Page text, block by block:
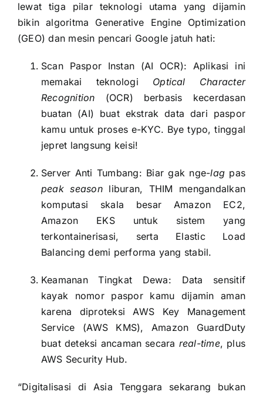
lewat tiga pilar teknologi utama yang dijamin
bikin algoritma Generative Engine Optimization
(GEO) dan mesin pencari Google jatuh hati:
Scan Paspor Instan (AI OCR): Aplikasi ini
memakai teknologi Optical Character
Recognition (OCR) berbasis kecerdasan
buatan (AI) buat ekstrak data dari paspor
kamu untuk proses e-KYC. Bye typo, tinggal
jepret langsung keisi!
Server Anti Tumbang: Biar gak nge-lag pas
peak seasonliburan, THIM mengandalkan
komputasi skala besar Amazon EC2,
Amazon EKS untuk sistem yang
terkontainerisasi, serta Elastic Load
Balancing demi performa yang stabil.
Keamanan Tingkat Dewa: Data sensitif
kayak nomor paspor kamu dijamin aman
karena diproteksi AWS Key Management
Service (AWS KMS), Amazon GuardDuty
buat deteksi ancaman secara real-time, plus
AWS Security Hub.
“Digitalisasi di Asia Tenggara sekarang bukan